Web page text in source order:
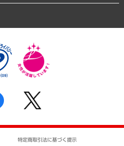
の手続きについて
特定商取引法に基づく提示